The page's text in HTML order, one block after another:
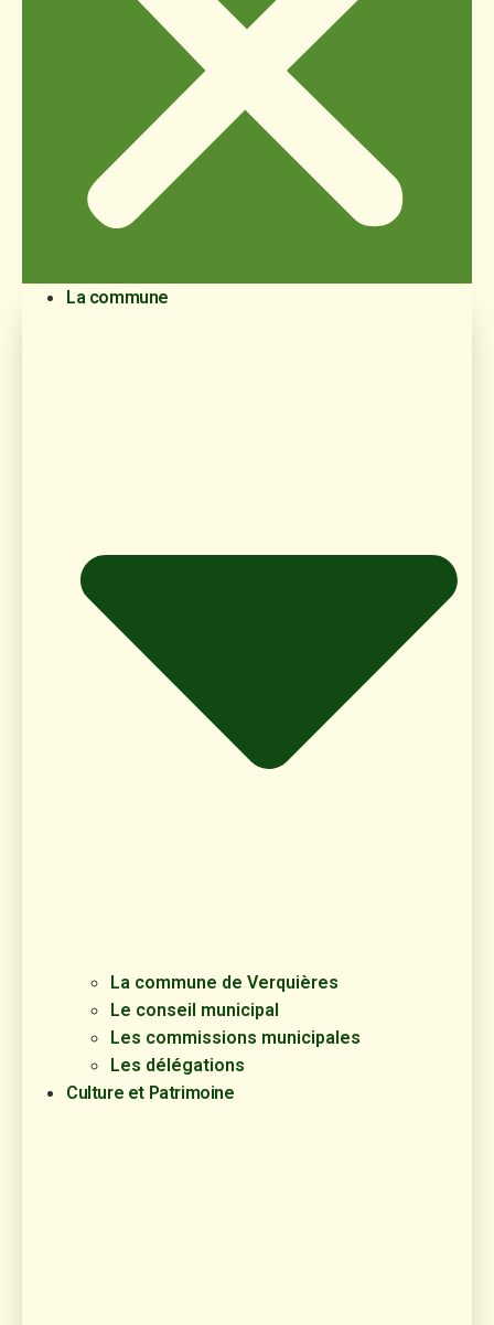
La commune
La commune de Verquières
Le conseil municipal
Les commissions municipales
Les délégations
Culture et Patrimoine